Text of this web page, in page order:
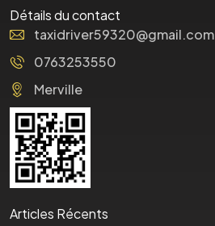
Détails du contact
taxidriver59320@gmail.com
0763253550
Merville
Articles Récents